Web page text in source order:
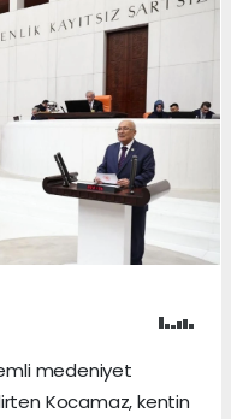
medeniyet
Kocamaz, kentin